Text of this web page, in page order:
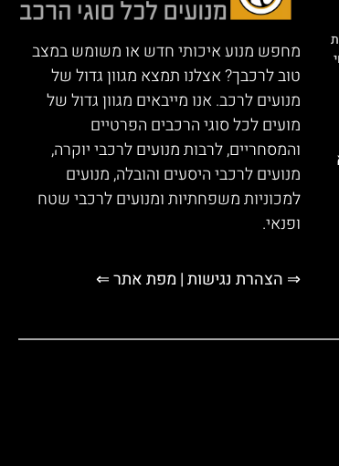
מחפש מנוע איכותי חדש או משומש במצב
טוב לרכבך? אצלנו תמצא מגוון גדול של
מנועים לרכב. אנו מייבאים מגוון גדול של
מועים לכל סוגי הרכבים הפרטיים
והמסחריים, לרבות מנועים לרכבי יוקרה,
מנועים לרכבי היסעים והובלה, מנועים
למכוניות משפחתיות ומנועים לרכבי שטח
ופנאי.